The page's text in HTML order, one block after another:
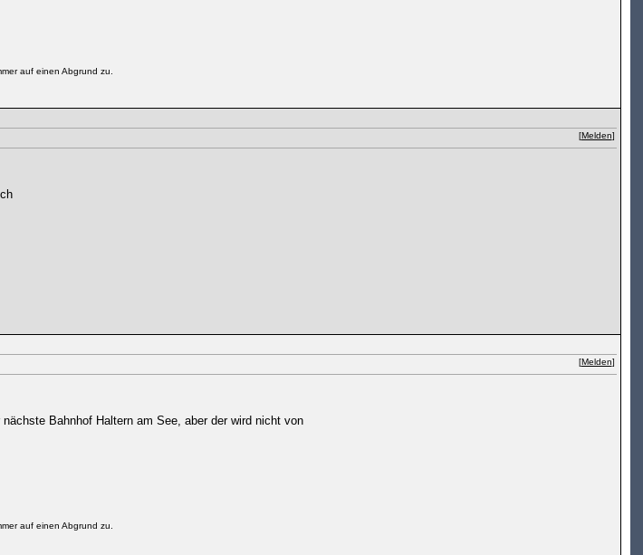
auf einen Abgrund zu.
[Melden]
[Melden]
Bahnhof Haltern am See, aber der wird nicht von
auf einen Abgrund zu.